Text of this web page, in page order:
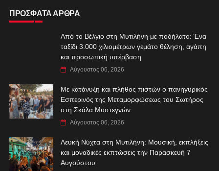
ΠΡΟΣΦΑΤΑ ΑΡΘΡΑ
Από το Βέλγιο στη Μυτιλήνη με ποδήλατο: Ένα
ταξίδι 3.000 χιλιομέτρων γεμάτο θέληση, αγάπη
και προσωπική υπέρβαση
Αύγουστος 06, 2026
Με κατάνυξη και πλήθος πιστών ο πανηγυρικός
Εσπερινός της Μεταμορφώσεως του Σωτήρος
στη Σκάλα Μυστεγνών
Αύγουστος 06, 2026
Λευκή Νύχτα στη Μυτιλήνη: Μουσική, εκπλήξεις
και μοναδικές εκπτώσεις την Παρασκευή 7
Αυγούστου